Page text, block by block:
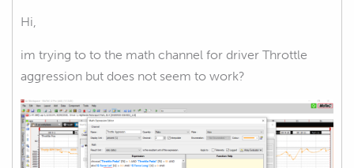
Hi,
im trying to to the math channel for driver Throttle
aggression but does not seem to work?